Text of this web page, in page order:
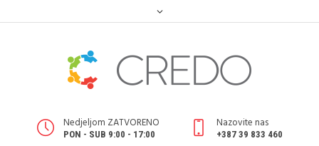
Nedjeljom ZATVORENO
PON - SUB 9:00 - 17:00
Nazovite nas
+387 39 833 460